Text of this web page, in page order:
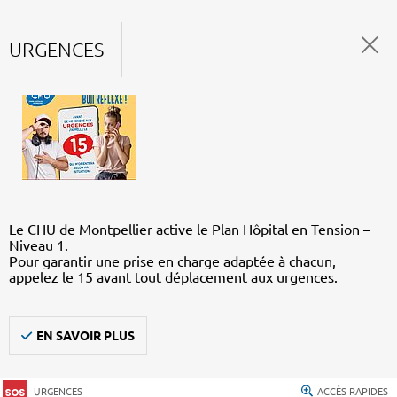
URGENCES
Le CHU de Montpellier active le Plan Hôpital en Tension –
Niveau 1.
Pour garantir une prise en charge adaptée à chacun,
appelez le 15 avant tout déplacement aux urgences.
EN SAVOIR PLUS
URGENCES ACCÈS RAPIDES